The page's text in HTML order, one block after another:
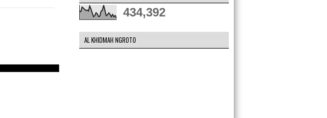
434,392
AL KHIDMAH NGROTO